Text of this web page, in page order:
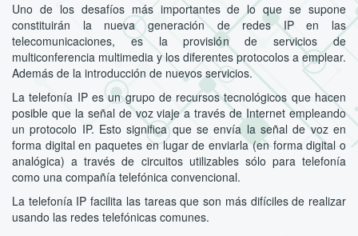
Uno de los desafíos más importantes de lo que se supone
constituirán la nueva generación de redes IP en las
telecomunicaciones, es la provisión de servicios de
multiconferencia multimedia y los diferentes protocolos a emplear.
Además de la introducción de nuevos servicios.
La telefonía IP es un grupo de recursos tecnológicos que hacen
posible que la señal de voz viaje a través de Internet empleando
un protocolo IP. Esto significa que se envía la señal de voz en
forma digital en paquetes en lugar de enviarla (en forma digital o
analógica) a través de circuitos utilizables sólo para telefonía
como una compañía telefónica convencional.
La telefonía IP facilita las tareas que son más difíciles de realizar
usando las redes telefónicas comunes.